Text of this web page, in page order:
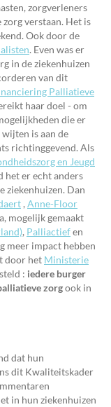
zorgverleners
verstaan. Het is
Ook door de
. Even was er
in de ziekenhuizen
van dit
Palliatieve
haar doel - om
die er
is aan de
richtinggevend. Als
en Jeugd
het er echt anders
ziekenhuizen. Dan
, Anne-Floor
mogelijk gemaakt
, Palliactiefen
meer impact hebben
door het Ministerie
: iedere burger
zorgook in
dat hun
dit Kwaliteitskader
in hun ziekenhuizen